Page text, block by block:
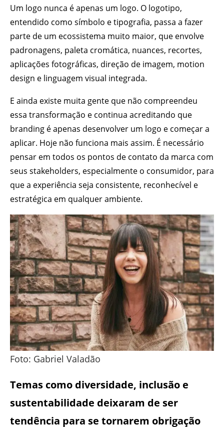
Um logo nunca é apenas um logo. O logotipo,
entendido como símbolo e tipografia, passa a fazer
parte de um ecossistema muito maior, que envolve
padronagens, paleta cromática, nuances, recortes,
aplicações fotográficas, direção de imagem, motion
design e linguagem visual integrada.
E ainda existe muita gente que não compreendeu
essa transformação e continua acreditando que
branding é apenas desenvolver um logo e começar a
aplicar. Hoje não funciona mais assim. É necessário
pensar em todos os pontos de contato da marca com
seus stakeholders, especialmente o consumidor, para
que a experiência seja consistente, reconhecível e
estratégica em qualquer ambiente.
Foto: Gabriel Valadão
Temas como diversidade, inclusão e
sustentabilidade deixaram de ser
tendência para se tornarem obrigação